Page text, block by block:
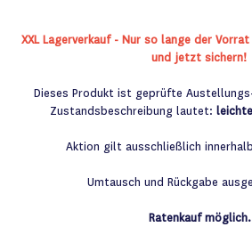
XXL Lagerverkauf - Nur so lange der
und jetzt sichern!
Dieses Produkt ist geprüfte
Zustandsbeschreibung lautet:
Aktion gilt ausschließlich
Umtausch und Rückgabe
Ratenkauf möglich.